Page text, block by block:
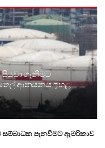
ගැනීමට
ආනයනය ඉහළ
පැනවීමට ඇමරිකාව